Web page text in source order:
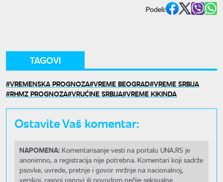
Podeli:
TAGOVI
VREMENSKA PROGNOZA VREME BEOGRAD VREME SRBIJA
RHMZ PROGNOZA VRUĆINE SRBIJA VREME KIKINDA
Ostavite Vaš komentar:
NAPOMENA: Komentarisanje vesti na portalu UNA.RS je
anonimno, a registracija nije potrebna. Komentari koji sadrže
psovke, uvrede, pretnje i govor mržnje na nacionalnoj,
verskoj, rasnoj osnovi ili povodom nečije seksualne